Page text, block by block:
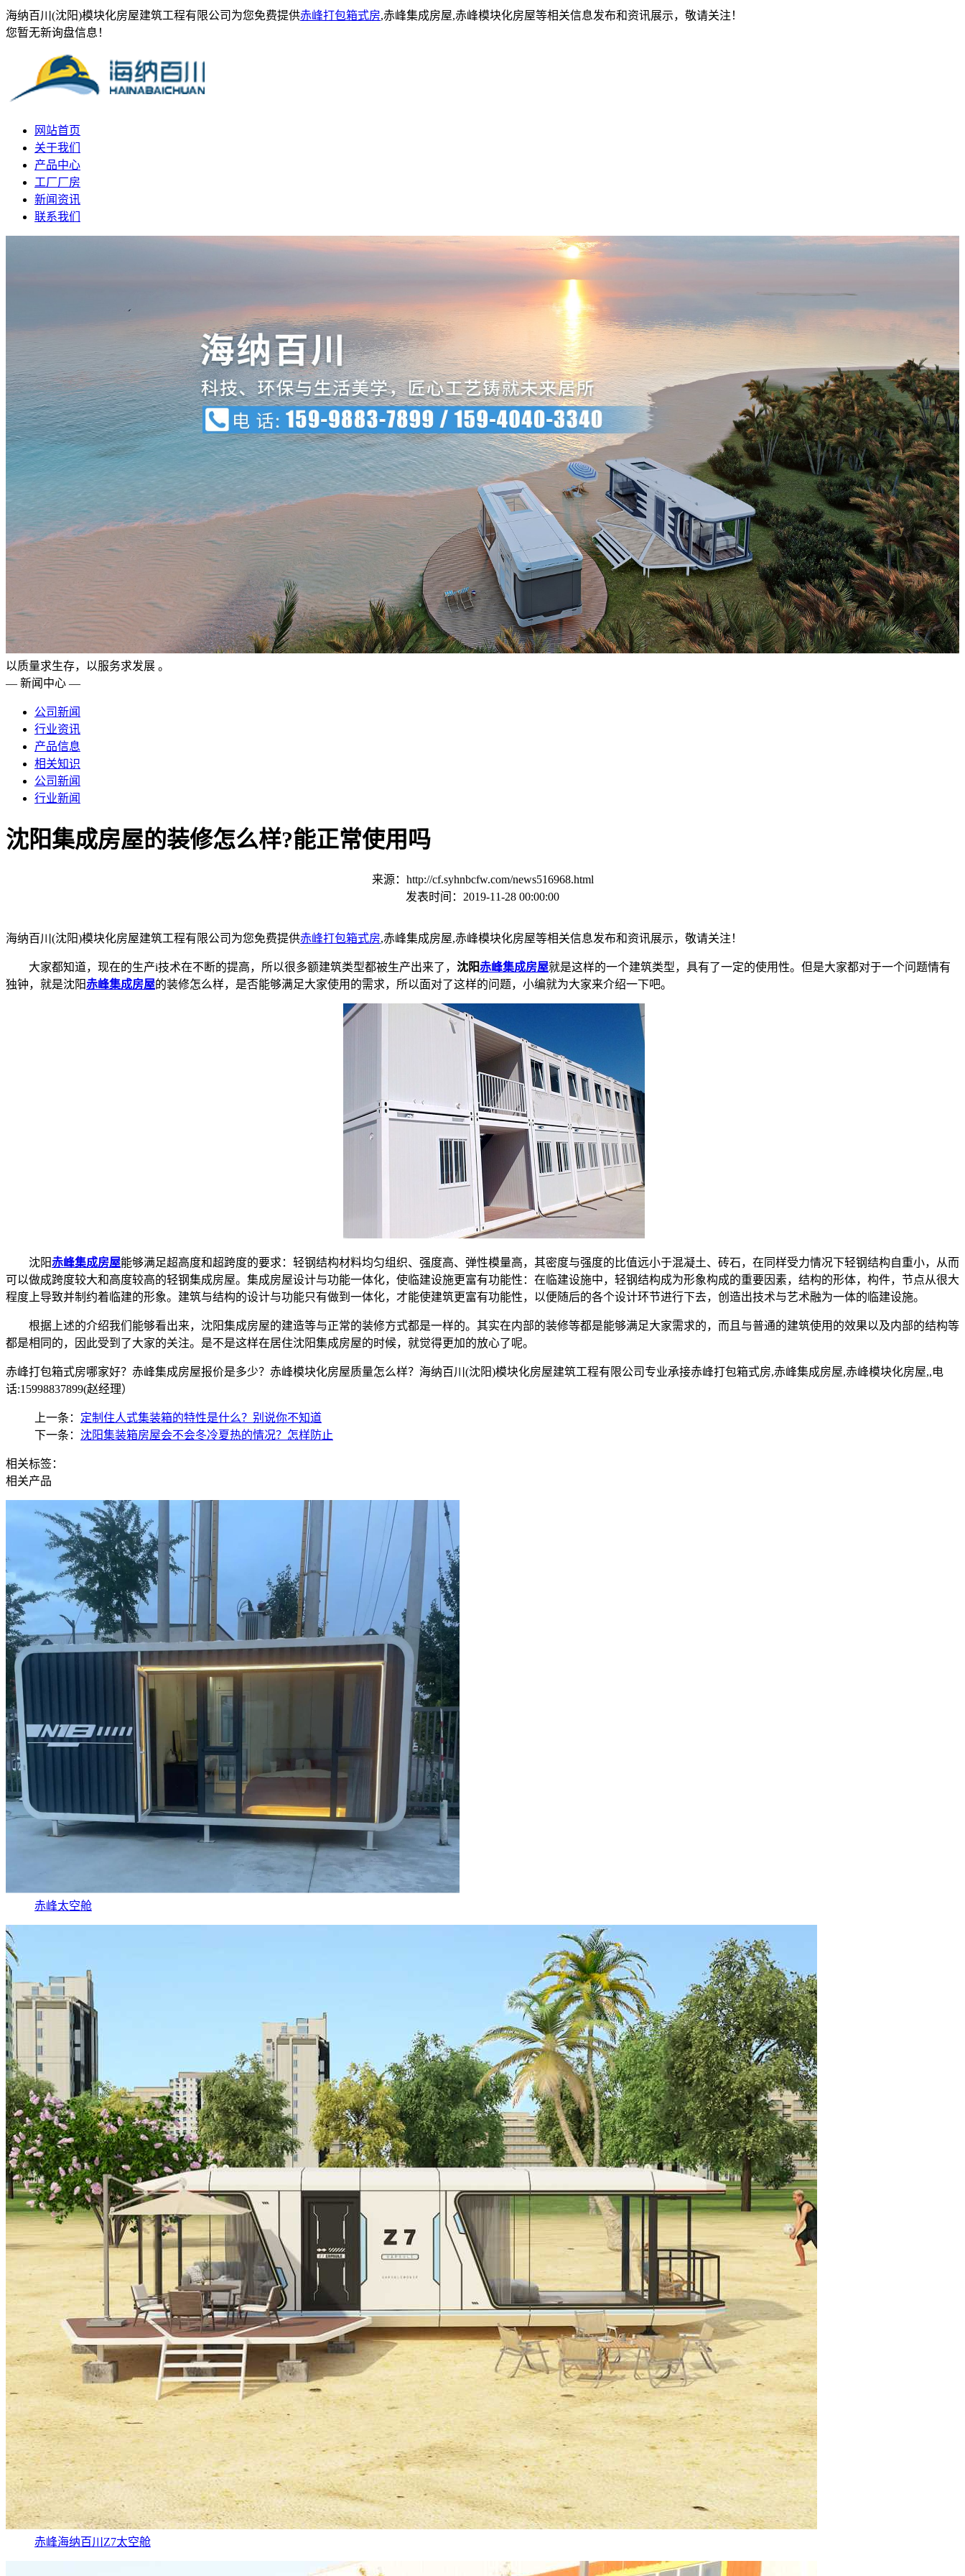
海纳百川(沈阳)模块化房屋建筑工程有限公司为您免费提供赤峰打包箱式房,赤峰集成房屋,赤峰模块化房屋等相关信息发布和资讯展示，敬请关注！
您暂无新询盘信息！
网站首页
关于我们
产品中心
工厂厂房
新闻资讯
联系我们
以质量求生存，以服务求发展 。
— 新闻中心 —
公司新闻
行业资讯
产品信息
相关知识
公司新闻
行业新闻
沈阳集成房屋的装修怎么样?能正常使用吗
来源：http://cf.syhnbcfw.com/news516968.html
发表时间：2019-11-28 00:00:00
海纳百川(沈阳)模块化房屋建筑工程有限公司为您免费提供赤峰打包箱式房,赤峰集成房屋,赤峰模块化房屋等相关信息发布和资讯展示，敬请关注！
大家都知道，现在的生产i技术在不断的提高，所以很多额建筑类型都被生产出来了， 沈阳赤峰集成房屋就是这样的一个建筑类型，具有了一定的使用性。但是大家都对于一个问题情有
独钟，就是沈阳赤峰集成房屋的装修怎么样，是否能够满足大家使用的需求，所以面对了这样的问题，小编就为大家来介绍一下吧。
沈阳赤峰集成房屋能够满足超高度和超跨度的要求：轻钢结构材料均匀组织、强度高、弹性模量高，其密度与强度的比值远小于混凝土、砖石，在同样受力情况下轻钢结构自重小，从而
可以做成跨度较大和高度较高的轻钢集成房屋。集成房屋设计与功能一体化，使临建设施更富有功能性：在临建设施中，轻钢结构成为形象构成的重要因素，结构的形体，构件，节点从很大
程度上导致并制约着临建的形象。建筑与结构的设计与功能只有做到一体化，才能使建筑更富有功能性，以便随后的各个设计环节进行下去，创造出技术与艺术融为一体的临建设施。
根据上述的介绍我们能够看出来，沈阳集成房屋的建造等与正常的装修方式都是一样的。其实在内部的装修等都是能够满足大家需求的，而且与普通的建筑使用的效果以及内部的结构等
都是相同的，因此受到了大家的关注。是不是这样在居住沈阳集成房屋的时候，就觉得更加的放心了呢。
赤峰打包箱式房哪家好？赤峰集成房屋报价是多少？赤峰模块化房屋质量怎么样？海纳百川(沈阳)模块化房屋建筑工程有限公司专业承接赤峰打包箱式房,赤峰集成房屋,赤峰模块化房屋,,电
话:15998837899(赵经理）
上一条： 定制住人式集装箱的特性是什么？别说你不知道
下一条： 沈阳集装箱房屋会不会冬冷夏热的情况？怎样防止
相关标签：
相关产品
赤峰太空舱
赤峰海纳百川Z7太空舱